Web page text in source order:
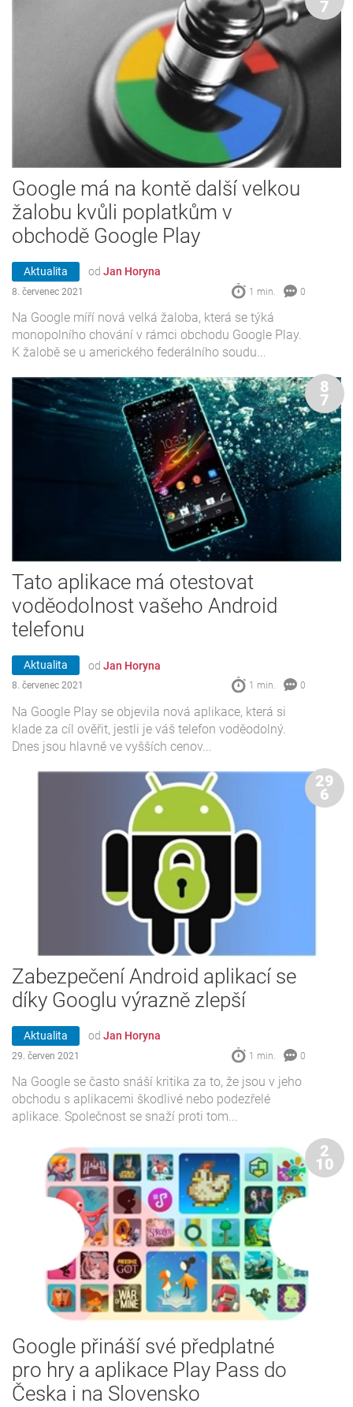
Google má na kontě další velkou
žalobu kvůli poplatkům v
obchodě Google Play
Aktualita od Jan Horyna
8. červenec 2021 1 min. 0
Na Google míří nová velká žaloba, která se týká
monopolního chování v rámci obchodu Google Play.
K žalobě se u amerického federálního soudu...
7
Tato aplikace má otestovat
voděodolnost vašeho Android
telefonu
Aktualita od Jan Horyna
8. červenec 2021 1 min. 0
Na Google Play se objevila nová aplikace, která si
klade za cíl ověřit, jestli je váš telefon voděodolný.
Dnes jsou hlavně ve vyšších cenov...
8
7
Zabezpečení Android aplikací se
díky Googlu výrazně zlepší
Aktualita od Jan Horyna
29. červen 2021 1 min. 0
Na Google se často snáší kritika za to, že jsou v jeho
obchodu s aplikacemi škodlivé nebo podezřelé
aplikace. Společnost se snaží proti tom...
29
6
Google přináší své předplatné
pro hry a aplikace Play Pass do
Česka i na Slovensko
2
10